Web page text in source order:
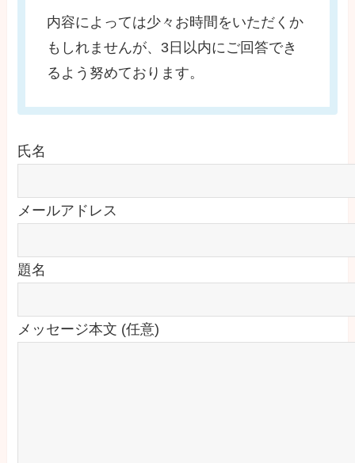
内容によっては少々お時間をいただくか
もしれませんが、3日以内にご回答でき
るよう努めております。
氏名
メールアドレス
題名
メッセージ本文 (任意)